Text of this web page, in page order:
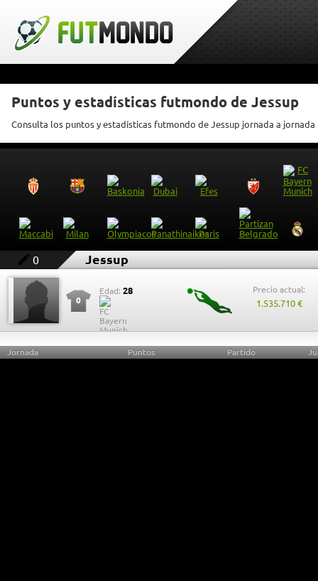
Puntos y estadísticas futmondo de Jessup
Consulta los puntos y estadísticas futmondo de Jessup jornada a jornada
0 Jessup
0
Edad: 28 Precio actual:
1.535.710 €
Jornada Puntos Partido